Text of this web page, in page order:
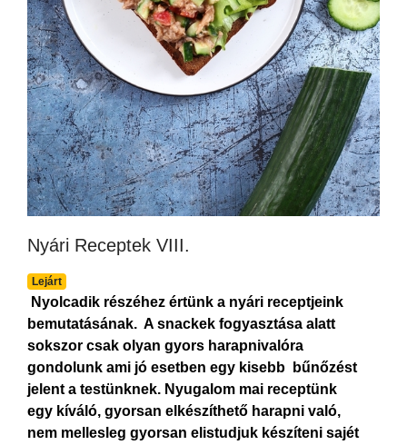
Nyári Receptek VIII.
Lejárt
Nyolcadik részéhez értünk a nyári receptjeink
bemutatásának. A snackek fogyasztása alatt
sokszor csak olyan gyors harapnivalóra
gondolunk ami jó esetben egy kisebb bűnőzést
jelent a testünknek. Nyugalom mai receptünk
egy kíváló, gyorsan elkészíthető harapni való,
nem mellesleg gyorsan elistudjuk készíteni sajét